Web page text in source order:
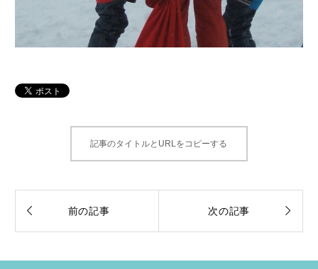
記事のタイトルとURLをコピーする
 前の記事 次の記事 